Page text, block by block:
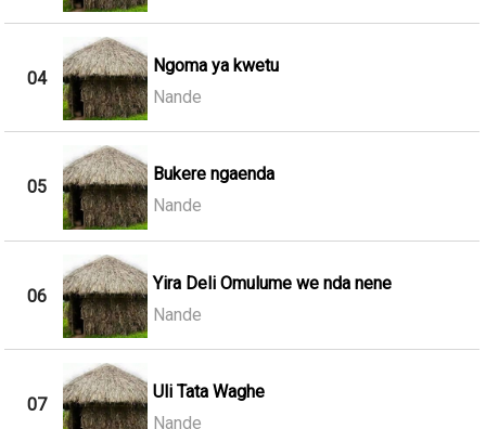
04
Ngoma ya kwetu
Nande
05
Bukere ngaenda
Nande
06
Yira Deli Omulume we nda nene
Nande
07
Uli Tata Waghe
Nande